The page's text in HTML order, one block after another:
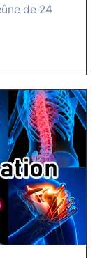
de 24